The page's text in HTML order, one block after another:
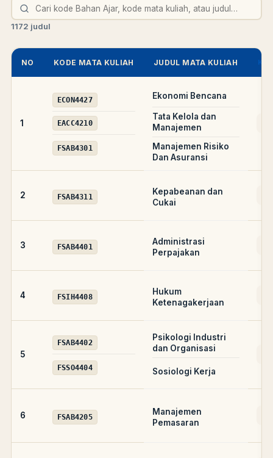
1172 judul
NO KODE MATA KULIAH JUDUL MATA KULIAH
1
ECON4427
EACC4210
FSAB4301
Ekonomi Bencana
Tata Kelola dan
Manajemen
Manajemen Risiko
Dan Asuransi
2 FSAB4311
Kepabeanan dan
Cukai
3 FSAB4401
Administrasi
Perpajakan
4 FSIH4408
Hukum
Ketenagakerjaan
5
FSAB4402
FSSO4404
Psikologi Industri
dan Organisasi
Sosiologi Kerja
6 FSAB4205
Manajemen
Pemasaran